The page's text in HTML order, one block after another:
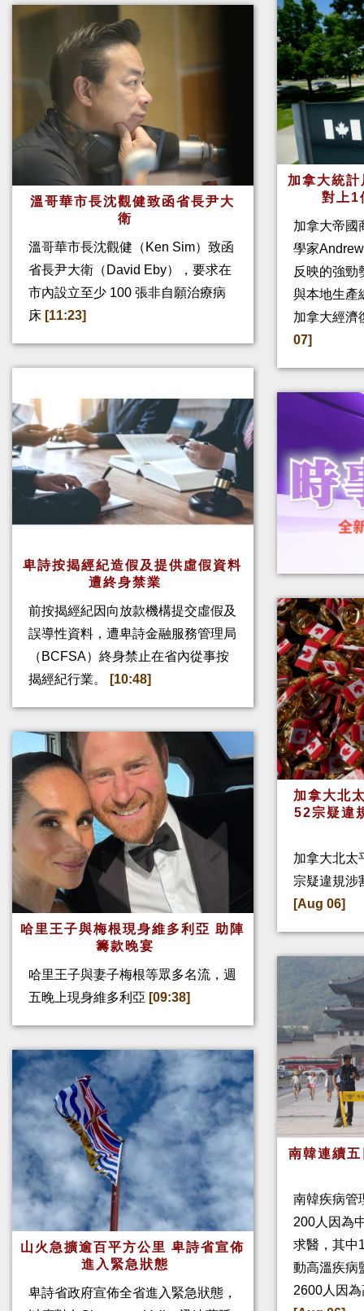
溫哥華市長沈觀健致函省長尹大
衛
溫哥華市長沈觀健（Ken Sim）致函
省長尹大衛（David Eby），要求在
市內設立至少 100 張非自願治療病
床 [11:23]
卑詩按揭經紀造假及提供虛假資料
遭終身禁業
前按揭經紀因向放款機構提交虛假及
誤導性資料，遭卑詩金融服務管理局
（BCFSA）終身禁止在省內從事按
揭經紀行業。
[10:48]
哈里王子與梅根現身維多利亞 助陣
籌款晚宴
哈里王子與妻子梅根等眾多名流，週
五晚上現身維多利亞 [09:38]
山火急擴逾百平方公里 卑詩省宣佈
進入緊急狀態
卑詩省政府宣佈全省進入緊急狀態，
加拿大統
對上
加拿大帝國
學家
反映的強勁
與本地生產
加拿大經濟
07]
加拿大北
52宗疑違
加拿大北太
宗疑違規涉
[Aug 06]
南韓連續
南韓疾病管
200人因為
求醫，其中
動高溫疾病
2600人因